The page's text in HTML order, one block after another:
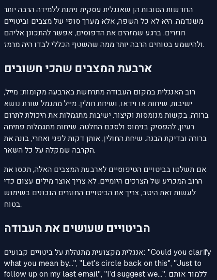
החדשות הטובות הן שאנגלית עסקית ניתנת ללמידה הרבה יותר
משנדמה. היא לא כל השפה, אלא מערך סופי של מצבים וביטויים
חוזרים. ברגע שמזהים את הדפוסים, אפשר להתכונן אליהם
ולהישמע בטוחים הרבה יותר ממה שהשטף הכללי לבדו היה מרמז.
ארבעת המצבים שהכי חשובים
רוב האנגלית במקום העבודה מתרחשת בארבעה מקומות: מייל,
ישיבות, שיחות או וידאו, ושיחת חולין. מייל מתגמל שורת נושא
ברורה, בקשות מנומסות וקיצור. ישיבות מתגמלות את היכולת לתרום
רעיון, להפסיק בנימוס ולסכם החלטה. שיחות מתגמלות פתיחה
ברורה ובדיקת הבנה. שיחת החולין, אותן דקות לפני ואחרי, בונה את
הקרבה שמקלה על כל השאר.
אם תשלטו בביטויים הטיפוסיים לארבעת המצבים האלה, תכסו את
הרוב המכריע של הצרכים היומיים. לא צריך אוצר מילים עצום כדי
לעשות זאת היטב, צריך את הביטויים החוזרים הנכונים בשימוש
בטוח.
הביטויים שעושים את העבודה
אנגלית מקצועית מתנהלת על ביטויים קבועים: "Could you clarify
what you mean by...", "Let's circle back on this", "Just to
follow up on my last email", "I'd suggest we...". ללמוד אותם